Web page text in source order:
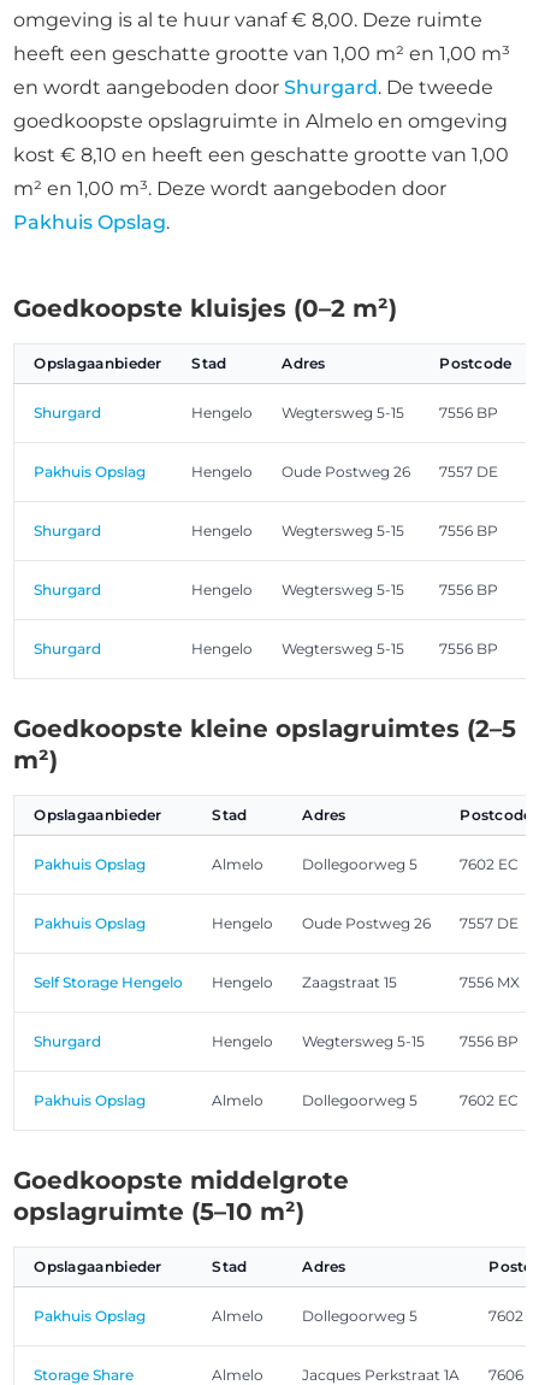
omgeving is al te huur vanaf € 8,00. Deze ruimte
heeft een geschatte grootte van 1,00 m² en 1,00 m³
en wordt aangeboden doorShurgard. De tweede
goedkoopste opslagruimte in Almelo en omgeving
kost € 8,10 en heeft een geschatte grootte van 1,00
m² en 1,00 m³. Deze wordt aangeboden door
Pakhuis Opslag.
Goedkoopste kluisjes (0–2 m²)
Opslagaanbieder Stad Adres Postcode
Shurgard Hengelo Wegtersweg 5-15 7556 BP
Pakhuis Opslag Hengelo Oude Postweg 26 7557 DE
Shurgard Hengelo Wegtersweg 5-15 7556 BP
Shurgard Hengelo Wegtersweg 5-15 7556 BP
Shurgard Hengelo Wegtersweg 5-15 7556 BP
Goedkoopste kleine opslagruimtes (2–5
m²)
Opslagaanbieder Stad Adres Postcode
Pakhuis Opslag Almelo Dollegoorweg 5 7602 EC
Pakhuis Opslag Hengelo Oude Postweg 26 7557 DE
Self Storage Hengelo Hengelo Zaagstraat 15 7556 MX
Shurgard Hengelo Wegtersweg 5-15 7556 BP
Pakhuis Opslag Almelo Dollegoorweg 5 7602 EC
Goedkoopste middelgrote
opslagruimte (5–10 m²)
Opslagaanbieder Stad Adres
Pakhuis Opslag Almelo Dollegoorweg 5 7602
Storage Share Almelo Jacques Perkstraat 1A 7606